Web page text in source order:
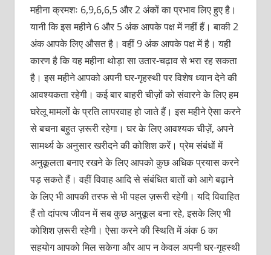
महीना क्रमशः 6,9,6,6,5 और 2 अंकों का प्रभाव लिए हुए है।
यानी कि इस महीने 6 और 5 अंक आपके पक्ष में नहीं हैं। बाकी 2
अंक आपके लिए औसत है। वहीं 9 अंक आपके पक्ष में है। यही
कारण है कि यह महीना थोड़ा सा उतार-चढ़ाव से भरा रह सकता
है। इस महीने आपको अपनी घर-गृहस्थी पर विशेष ध्यान देने की
आवश्यकता रहेगी। कई बार बाहरी चीज़ों को संवारने के लिए हम
घरेलू मामलों के प्रति लापरवाह हो जाते हैं। इस महीने ऐसा करने
से बचना बहुत ज़रूरी रहेगा। घर के लिए आवश्यक चीज़ें, अपने
सामर्थ्य के अनुसार खरीदने की कोशिश करें। प्रेम संबंधों में
अनुकूलता बनाए रखने के लिए आपको कुछ अधिक प्रयास करने
पड़ सकते हैं। वहीं विवाह आदि से संबंधित बातों को आगे बढ़ाने
के लिए भी आपकी तरफ से भी पहल ज़रूरी रहेगी। यदि विवाहित
हैं तो दांपत्य जीवन में सब कुछ अनुकूल बना रहे, इसके लिए भी
कोशिश ज़रूरी रहेगी। ऐसा करने की स्थिति में अंक 6 का
सहयोग आपको मिल सकेगा और आप न केवल अपनी घर-गृहस्थी